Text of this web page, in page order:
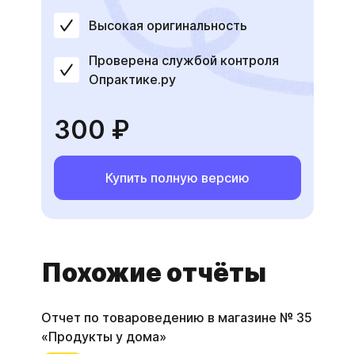
Высокая оригинальность
Проверена службой контроля
Опрактике.ру
300 ₽
Купить полную версию
Похожие отчёты
Отчет по товароведению в магазине № 35
«Продукты у дома»